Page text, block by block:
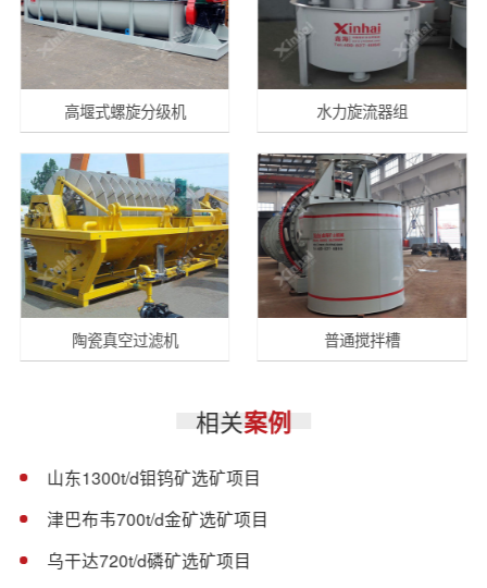
高堰式螺旋分级机 水力旋流器组
陶瓷真空过滤机 普通搅拌槽
相关案例
山东1300t/d钼钨矿选矿项目
津巴布韦700t/d金矿选矿项目
乌干达720t/d磷矿选矿项目